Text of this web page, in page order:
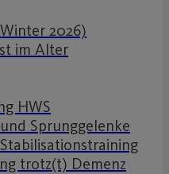
2026)
im Alter
HWS
Sprunggelenke
trotz(t) Demenz